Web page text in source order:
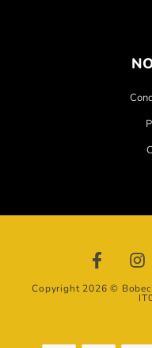
Copyright 2026 ©